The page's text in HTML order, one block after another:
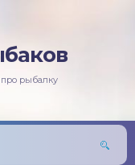
рыбалку